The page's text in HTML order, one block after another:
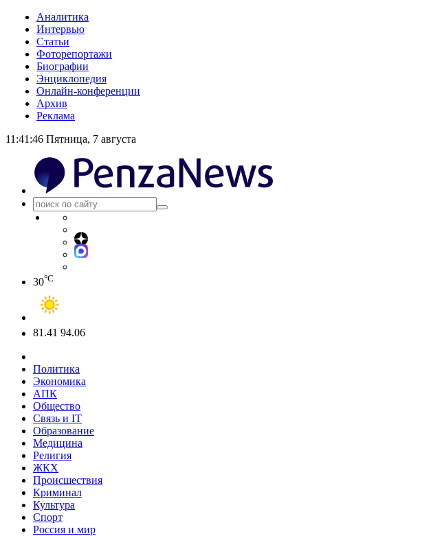
Аналитика
Интервью
Статьи
Фоторепортажи
Биографии
Энциклопедия
Онлайн-конференции
Архив
Реклама
11:41:46 Пятница, 7 августа
30°C
81.41 94.06
Политика
Экономика
АПК
Общество
Связь и IT
Образование
Медицина
Религия
ЖКХ
Происшествия
Криминал
Культура
Спорт
Россия и мир